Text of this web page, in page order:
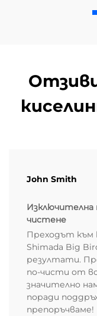
John Smith
чистене
Преходът към
Shimada Big
резултати.
по-чисти от
значително
поради
препоръчваме!